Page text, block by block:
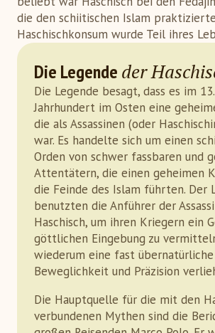
die den schiitischen Islam
Haschischkonsum wurde Teil ihres
Die Legende der
Die Legende besagt, dass es im
Jahrhundert im Osten eine
die als Assassinen (oder
war. Es handelte sich um einen
Orden von schwer fassbaren und
Attentätern, die einen geheimen
die Feinde des Islam führten. Der
benutzten die Anführer der
Haschisch, um ihren Kriegern ein
göttlichen Eingebung zu
wiederum eine fast übernatürliche
Beweglichkeit und Präzision
Die Hauptquelle für die mit den
verbundenen Mythen sind die